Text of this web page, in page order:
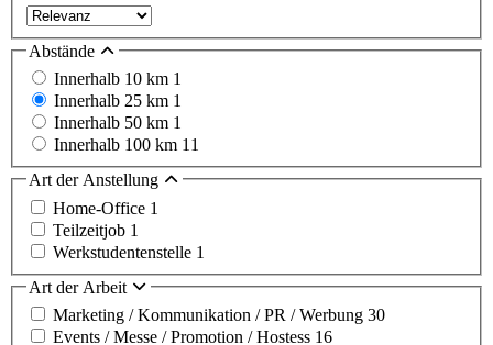
Abstände
Innerhalb 10 km 1
Innerhalb 25 km 1
Innerhalb 50 km 1
Innerhalb 100 km 11
Art der Anstellung
Home-Office 1
Teilzeitjob 1
Werkstudentenstelle 1
Art der Arbeit
Marketing / Kommunikation / PR / Werbung 30
Events / Messe / Promotion / Hostess 16